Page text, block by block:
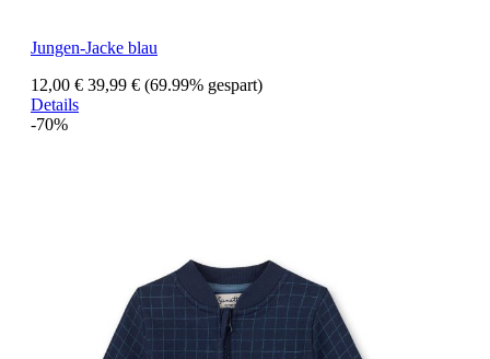
Jungen-Jacke blau
12,00 € 39,99 € (69.99% gespart)
Details
-70%